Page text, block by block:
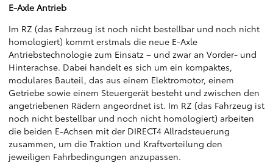
E-Axle Antrieb
Im RZ (das Fahrzeug ist noch nicht bestellbar und noch nicht
homologiert) kommt erstmals die neue E-Axle
Antriebstechnologie zum Einsatz – und zwar an Vorder- und
Hinterachse. Dabei handelt es sich um ein kompaktes,
modulares Bauteil, das aus einem Elektromotor, einem
Getriebe sowie einem Steuergerät besteht und zwischen den
angetriebenen Rädern angeordnet ist. Im RZ (das Fahrzeug ist
noch nicht bestellbar und noch nicht homologiert) arbeiten
die beiden E-Achsen mit der DIRECT4 Allradsteuerung
zusammen, um die Traktion und Kraftverteilung den
jeweiligen Fahrbedingungen anzupassen.